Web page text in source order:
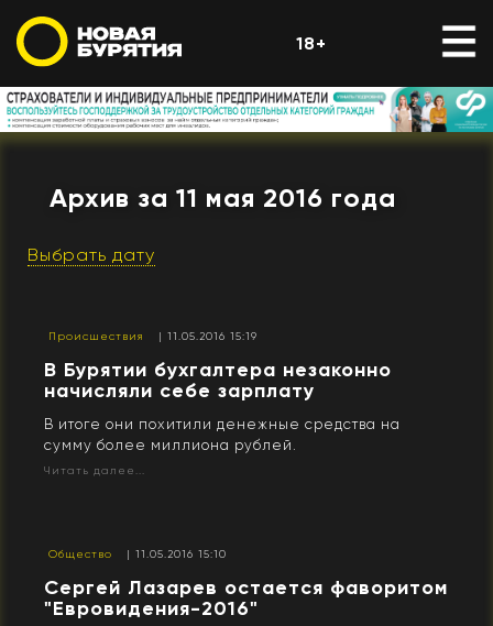
18+
Архив за 11 мая 2016 года
Выбрать дату
Происшествия | 11.05.2016 15:19
В Бурятии бухгалтера незаконно
начисляли себе зарплату
В итоге они похитили денежные средства на
сумму более миллиона рублей.
Читать далее...
Общество | 11.05.2016 15:10
Сергей Лазарев остается фаворитом
"Евровидения-2016"